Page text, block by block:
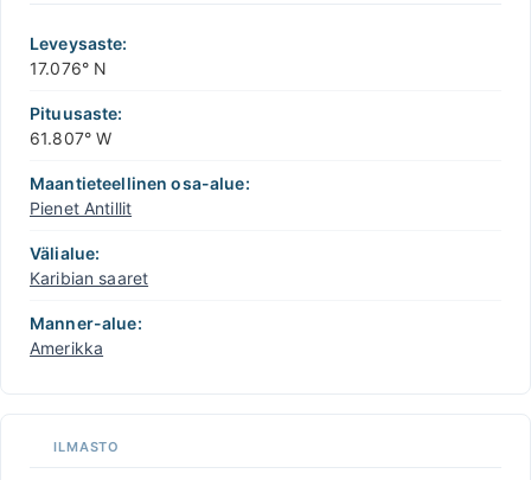
Leveysaste:
17.076° N
Pituusaste:
61.807° W
Maantieteellinen osa-alue:
Pienet Antillit
Välialue:
Karibian saaret
Manner-alue:
Amerikka
ILMASTO